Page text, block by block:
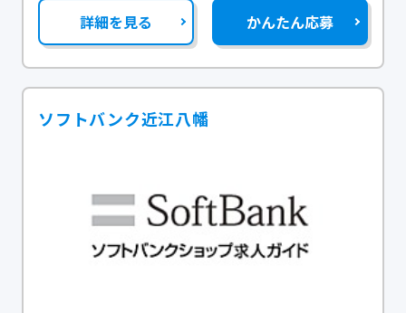
詳細を見る かんたん応募
ソフトバンク近江八幡